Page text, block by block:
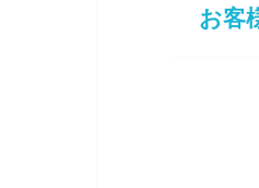
お客